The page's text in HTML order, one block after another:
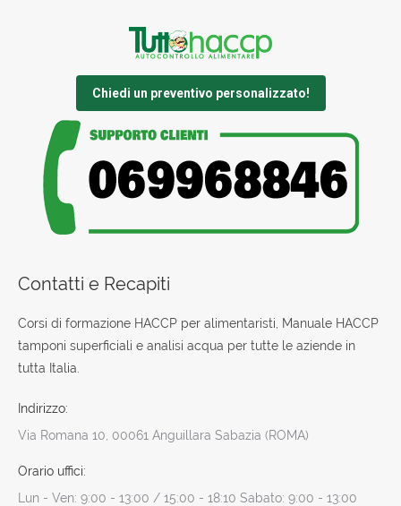
Chiedi un preventivo personalizzato!
Contatti e Recapiti
Corsi di formazione HACCP per alimentaristi, Manuale HACCP
tamponi superficiali e analisi acqua per tutte le aziende in
tutta Italia.
Indirizzo:
Via Romana 10, 00061 Anguillara Sabazia (ROMA)
Orario uffici:
Lun - Ven: 9:00 - 13:00 / 15:00 - 18:10 Sabato: 9:00 - 13:00